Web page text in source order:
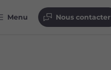
Menu Nous contacter